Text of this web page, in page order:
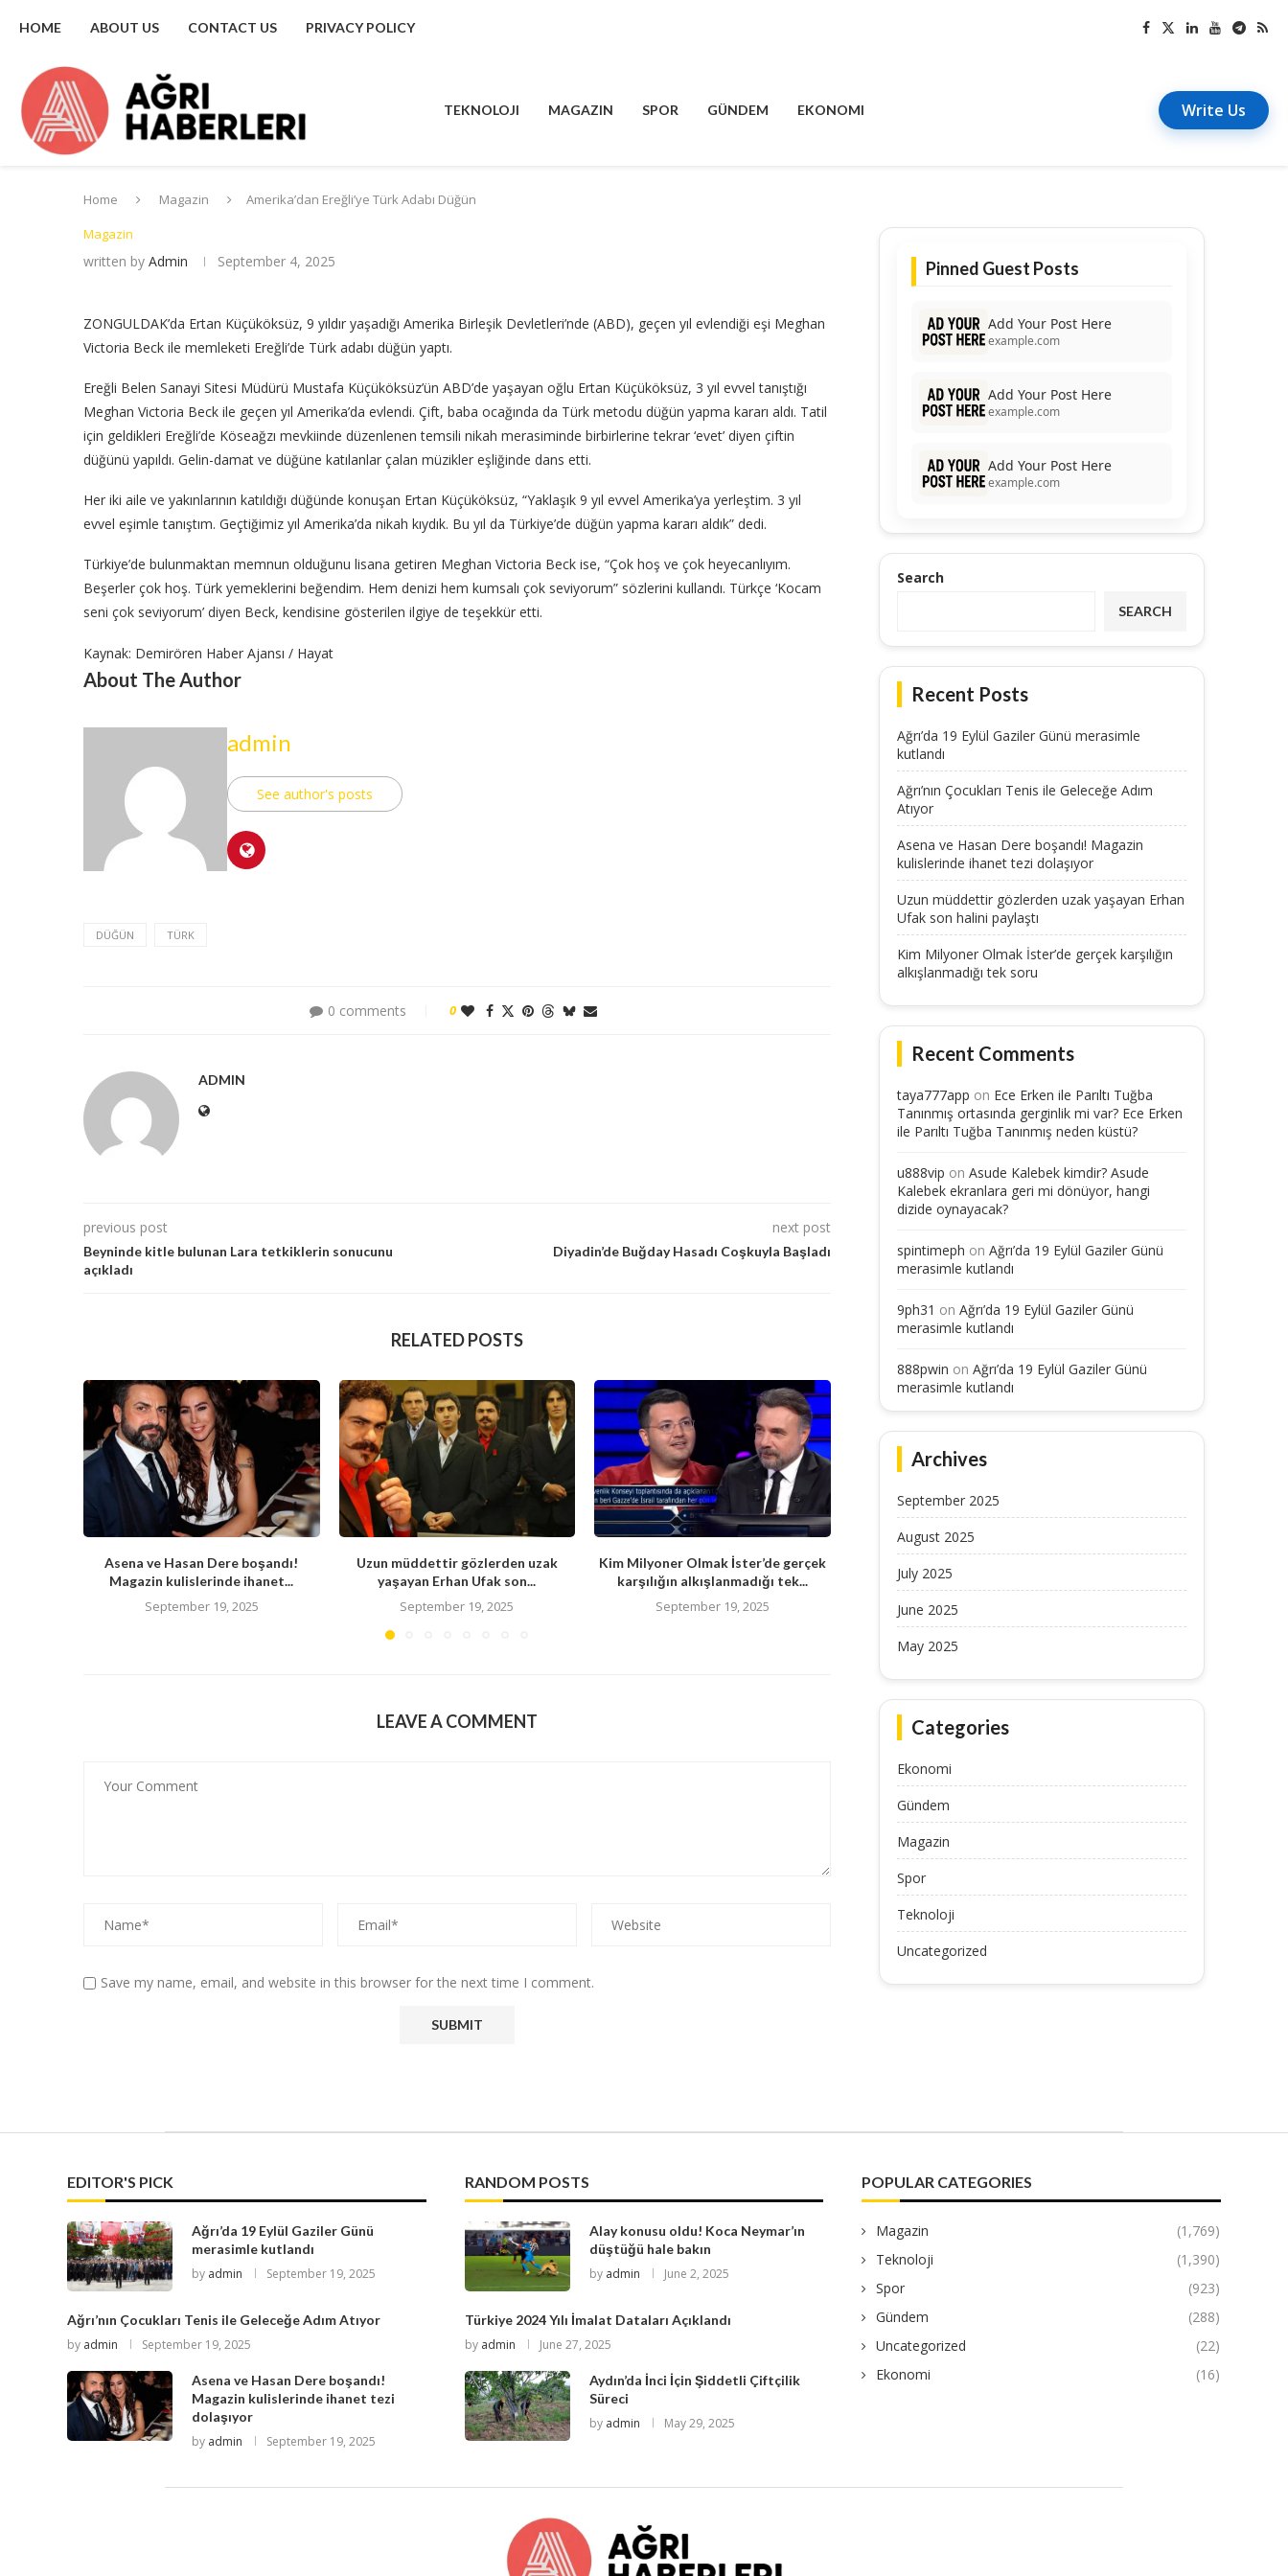
HOME ABOUT US CONTACT US PRIVACY POLICY
TEKNOLOJI MAGAZIN SPOR GÜNDEM EKONOMI Write Us
Home Magazin
Amerika’dan Ereğli’ye Türk Adabı Düğün
Magazin
written by Admin September 4, 2025
ZONGULDAK’da Ertan Küçüköksüz, 9 yıldır yaşadığı Amerika Birleşik Devletleri’nde (ABD), geçen yıl evlendiği eşi Meghan
Victoria Beck ile memleketi Ereğli’de Türk adabı düğün yaptı.
Ereğli Belen Sanayi Sitesi Müdürü Mustafa Küçüköksüz’ün ABD’de yaşayan oğlu Ertan Küçüköksüz, 3 yıl evvel tanıştığı
Meghan Victoria Beck ile geçen yıl Amerika’da evlendi. Çift, baba ocağında da Türk metodu düğün yapma kararı aldı. Tatil
için geldikleri Ereğli’de Köseağzı mevkiinde düzenlenen temsili nikah merasiminde birbirlerine tekrar ‘evet’ diyen çiftin
düğünü yapıldı. Gelin-damat ve düğüne katılanlar çalan müzikler eşliğinde dans etti.
Her iki aile ve yakınlarının katıldığı düğünde konuşan Ertan Küçüköksüz, “Yaklaşık 9 yıl evvel Amerika’ya yerleştim. 3 yıl
evvel eşimle tanıştım. Geçtiğimiz yıl Amerika’da nikah kıydık. Bu yıl da Türkiye’de düğün yapma kararı aldık” dedi.
Türkiye’de bulunmaktan memnun olduğunu lisana getiren Meghan Victoria Beck ise, “Çok hoş ve çok heyecanlıyım.
Beşerler çok hoş. Türk yemeklerini beğendim. Hem denizi hem kumsalı çok seviyorum” sözlerini kullandı. Türkçe ‘Kocam
seni çok seviyorum’ diyen Beck, kendisine gösterilen ilgiye de teşekkür etti.
Kaynak: Demirören Haber Ajansı / Hayat
About The Author
admin
See author's posts
DÜĞÜN TÜRK
0 comments 0
ADMIN
previous post
Beyninde kitle bulunan Lara tetkiklerin sonucunu
açıkladı
next post
Diyadin’de Buğday Hasadı Coşkuyla Başladı
RELATED POSTS
Asena ve Hasan Dere boşandı!
Magazin kulislerinde ihanet...
September 19, 2025
Uzun müddettir gözlerden uzak
yaşayan Erhan Ufak son...
September 19, 2025
Kim Milyoner Olmak İster’de gerçek
karşılığın alkışlanmadığı tek...
September 19, 2025
izle!...
September 19, 2025
LEAVE A COMMENT
Save my name, email, and website in this browser for the next time I comment.
Pinned Guest Posts
Add Your Post Here
example.com
Add Your Post Here
example.com
Add Your Post Here
example.com
Search
SEARCH
Recent Posts
Ağrı’da 19 Eylül Gaziler Günü merasimle
kutlandı
Ağrı’nın Çocukları Tenis ile Geleceğe Adım
Atıyor
Asena ve Hasan Dere boşandı! Magazin
kulislerinde ihanet tezi dolaşıyor
Uzun müddettir gözlerden uzak yaşayan Erhan
Ufak son halini paylaştı
Kim Milyoner Olmak İster’de gerçek karşılığın
alkışlanmadığı tek soru
Recent Comments
taya777app on Ece Erken ile Parıltı Tuğba
Tanınmış ortasında gerginlik mi var? Ece Erken
ile Parıltı Tuğba Tanınmış neden küstü?
u888vip on Asude Kalebek kimdir? Asude
Kalebek ekranlara geri mi dönüyor, hangi
dizide oynayacak?
spintimeph on Ağrı’da 19 Eylül Gaziler Günü
merasimle kutlandı
9ph31 on Ağrı’da 19 Eylül Gaziler Günü
merasimle kutlandı
888pwin on Ağrı’da 19 Eylül Gaziler Günü
merasimle kutlandı
Archives
September 2025
August 2025
July 2025
June 2025
May 2025
Categories
Ekonomi
Gündem
Magazin
Spor
Teknoloji
Uncategorized
EDITOR'S PICK
Ağrı’da 19 Eylül Gaziler Günü
merasimle kutlandı
by admin September 19, 2025
Ağrı’nın Çocukları Tenis ile Geleceğe Adım Atıyor
by admin September 19, 2025
Asena ve Hasan Dere boşandı!
Magazin kulislerinde ihanet tezi
dolaşıyor
by admin September 19, 2025
RANDOM POSTS
Alay konusu oldu! Koca Neymar’ın
düştüğü hale bakın
by admin June 2, 2025
Türkiye 2024 Yılı İmalat Dataları Açıklandı
by admin June 27, 2025
Aydın’da İnci İçin Şiddetli Çiftçilik
Süreci
by admin May 29, 2025
POPULAR CATEGORIES
Magazin
(1,769)
Teknoloji
(1,390)
Spor
(923)
Gündem
(288)
Uncategorized
(22)
Ekonomi
(16)